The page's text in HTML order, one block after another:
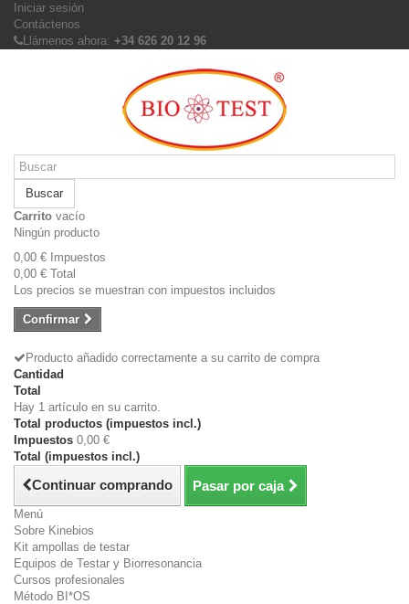
Iniciar sesión
Contáctenos
Llámenos ahora: +34 626 20 12 96
Buscar
Carrito vacío
Ningún producto
0,00 € Impuestos
0,00 € Total
Los precios se muestran con impuestos incluidos
Confirmar
Producto añadido correctamente a su carrito de compra
Cantidad
Total
Hay 1 artículo en su carrito.
Total productos (impuestos incl.)
Impuestos 0,00 €
Total (impuestos incl.)
Continuar comprando Pasar por caja
Menú
Sobre Kinebios
Kit ampollas de testar
Equipos de Testar y Biorresonancia
Cursos profesionales
Método BI*OS